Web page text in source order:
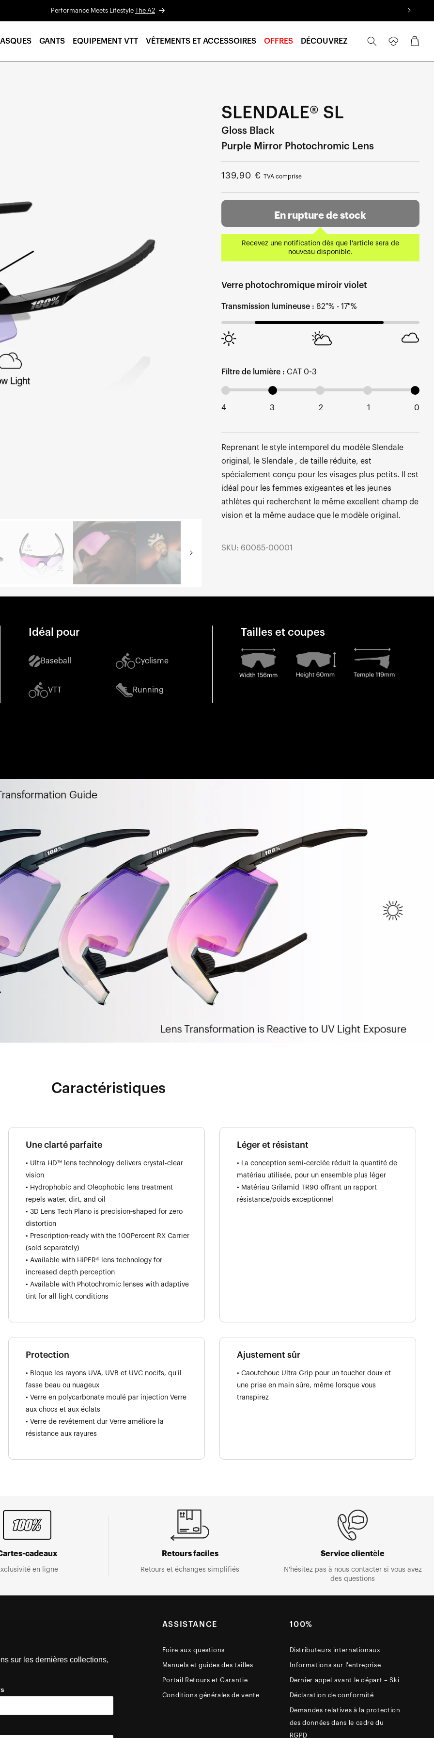
Performance Meets Lifestyle The A2
GANTS EQUIPEMENT VTT VÊTEMENTS ET ACCESSOIRES OFFRES DÉCOUVREZ
connecter
Panier
SLENDALE® SL
Gloss Black
Purple Mirror Photochromic Lens
Prix
139,90 € TVA comprise
En rupture de stock
Recevez une notification dès que l'article sera de
nouveau disponible.
Verre photochromique miroir violet
Transmission lumineuse : 82 % - 17 %
Filtre de lumière : CAT 0-3
4 3 2 1 0
Reprenant le style intemporel du modèle Slendale
original, le Slendale , de taille réduite, est
spécialement conçu pour les visages plus petits. Il est
idéal pour les femmes exigeantes et les jeunes
athlètes qui recherchent le même excellent champ de
vision et la même audace que le modèle original.
SKU: 60065-00001
Idéal pour
Baseball Cyclisme
VTT Running
Tailles et coupes
Caractéristiques
Une clarté parfaite
• Ultra HD™ lens technology delivers crystal-clear
vision
• Hydrophobic and Oleophobic lens treatment
repels water, dirt, and oil
• 3D Lens Tech Plano is precision‑shaped for zero
distortion
• Prescription‑ready with the 100Percent RX Carrier
(sold separately)
• Available with HiPER® lens technology for
increased depth perception
• Available with Photochromic lenses with adaptive
tint for all light conditions
Léger et résistant
• La conception semi-cerclée réduit la quantité de
matériau utilisée, pour un ensemble plus léger
• Matériau Grilamid TR90 offrant un rapport
résistance/poids exceptionnel
Protection
• Bloque les rayons UVA, UVB et UVC nocifs, qu'il
fasse beau ou nuageux
• Verre en polycarbonate moulé par injection Verre
aux chocs et aux éclats
• Verre de revêtement dur Verre améliore la
résistance aux rayures
Ajustement sûr
• Caoutchouc Ultra Grip pour un toucher doux et
une prise en main sûre, même lorsque vous
transpirez
cadeaux
en ligne
Retours faciles
Retours et échanges simplifiés
Service clientèle
N'hésitez pas à nous contacter si vous avez
des questions
sur les dernières collections,
ASSISTANCE
Foire aux questions
Manuels et guides des tailles
Portail Retours et Garantie
Conditions générales de vente
100%
Distributeurs internationaux
Informations sur l'entreprise
Dernier appel avant le départ – Ski
Déclaration de conformité
Demandes relatives à la protection
des données dans le cadre du
RGPD